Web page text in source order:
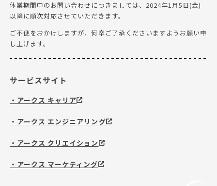
休業期間中のお問い合わせにつきましては、2024年1月5日(金)
以降に順次対応させていただきます。
ご不便をおかけしますが、何卒ご了承くださいますようお願い申
し上げます。
サービスサイト
アークス キャリア
アークス エンジニアリング
アークス クリエイション
アークス マーケティング